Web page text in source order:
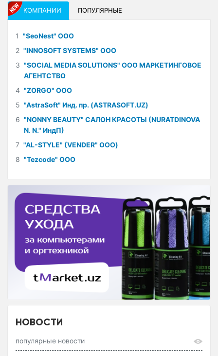
КОМПАНИИ ПОПУЛЯРНЫЕ
1 "SeoNest" ООО
2 "INNOSOFT SYSTEMS" ООО
3 "SOCIAL MEDIA SOLUTIONS" ООО МАРКЕТИНГОВОЕ
АГЕНТСТВО
4 "ZORGO" ООО
5 "AstraSoft" Инд. пр. (ASTRASOFT.UZ)
6 "NONNY BEAUTY" САЛОН КРАСОТЫ (NURATDINOVA
N. N." ИндП)
7 "AL-STYLE" (VENDER" ООО)
8 "Tezcode" ООО
НОВОСТИ
популярные новости